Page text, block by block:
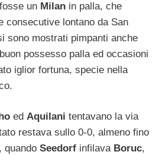
un Milan in palla, che
consecutive lontano da San
sono mostrati pimpanti anche
possesso palla ed occasioni
iglior fortuna, specie nella
ed Aquilani tentavano la via
restava sullo 0-0, almeno fino
quando Seedorf infilavaBoruc,